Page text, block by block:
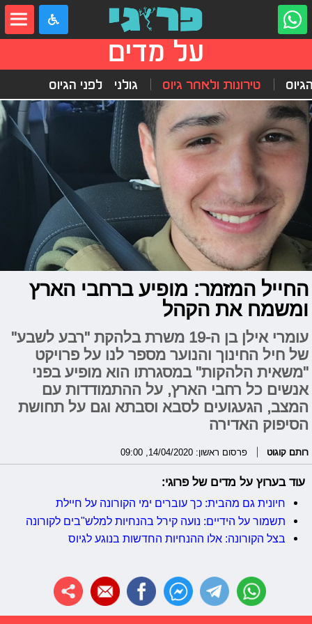
על מדים
טירונות ולאחר גיוס גולני לפני הגיוס
החייל המזמר: מופיע ברחבי הארץ
ומשמח את הקהל
עומרי אילן בן ה-19 משרת בלהקת "רבע לשבע"
של חיל החינוך והנוער מספר לנו על פרויקט
"משאית הלהקות" במסגרתו הוא מופיע בפני
אנשים כל רחבי הארץ, על ההתמודדות עם
המצב, הגעגועים לסבא וסבתא וגם על תחושת
הסיפוק האדירה
רותם קוגוט פרסום ראשון: 14/04/2020, 09:00
עוד בערוץ על מדים של פרוגי:
חיונית גם מהבית: כך עוברים ימי הקורונה על חיילת
תשמור על הידיים: נועה קירל בהנחיות למלש"בים לקורונה
בצל הקורונה: אלו ההנחיות החדשות בנוגע לגיוס